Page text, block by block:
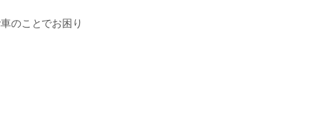
のことでお困り